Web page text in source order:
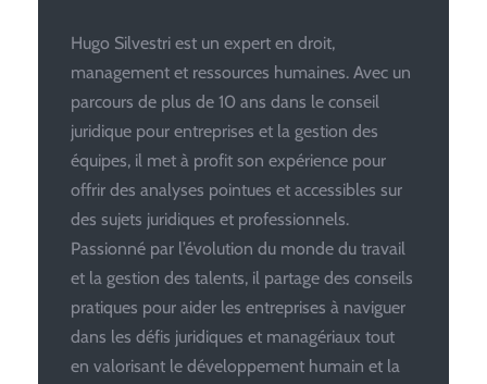
Hugo Silvestri est un expert en droit,
management et ressources humaines. Avec un
parcours de plus de 10 ans dans le conseil
juridique pour entreprises et la gestion des
équipes, il met à profit son expérience pour
offrir des analyses pointues et accessibles sur
des sujets juridiques et professionnels.
Passionné par l’évolution du monde du travail
et la gestion des talents, il partage des conseils
pratiques pour aider les entreprises à naviguer
dans les défis juridiques et managériaux tout
en valorisant le développement humain et la